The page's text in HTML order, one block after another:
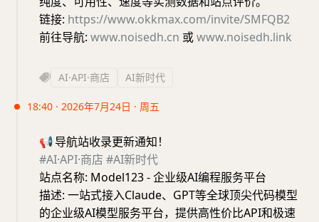
链接: https://www.okkmax.com/invite/SMFQB2
前往导航: www.noisedh.cn 或www.noisedh.link
AI·API·商店 AI新时代
18:40 · 2026年7月24日 · 周五
📢导航站收录更新通知！
#AI·API·商店 #AI新时代
站点名称: Model123 - 企业级AI编程服务平台
描述: 一站式接入Claude、GPT等全球顶尖代码模型
的企业级AI模型服务平台，提供高性价比API和极速